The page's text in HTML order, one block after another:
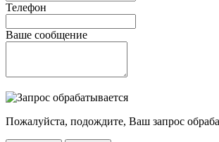
Телефон
Ваше сообщение
Пожалуйста, подождите, Ваш запрос